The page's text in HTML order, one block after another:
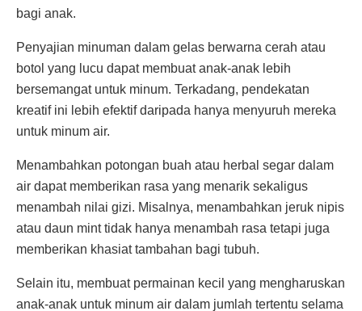
bagi anak.
Penyajian minuman dalam gelas berwarna cerah atau
botol yang lucu dapat membuat anak-anak lebih
bersemangat untuk minum. Terkadang, pendekatan
kreatif ini lebih efektif daripada hanya menyuruh mereka
untuk minum air.
Menambahkan potongan buah atau herbal segar dalam
air dapat memberikan rasa yang menarik sekaligus
menambah nilai gizi. Misalnya, menambahkan jeruk nipis
atau daun mint tidak hanya menambah rasa tetapi juga
memberikan khasiat tambahan bagi tubuh.
Selain itu, membuat permainan kecil yang mengharuskan
anak-anak untuk minum air dalam jumlah tertentu selama